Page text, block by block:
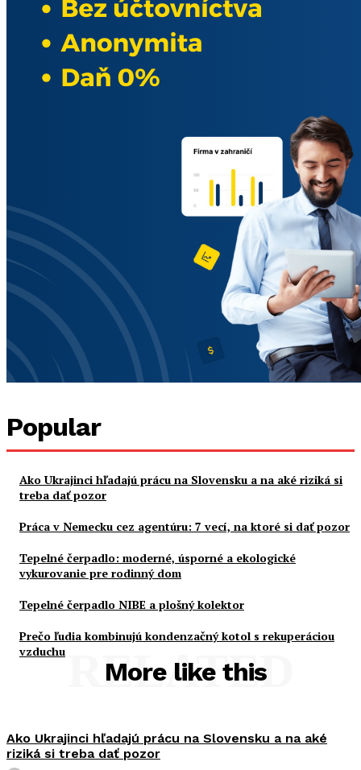
Popular
Ako Ukrajinci hľadajú prácu na Slovensku a na aké riziká si
treba dať pozor
Práca v Nemecku cez agentúru: 7 vecí, na ktoré si dať pozor
Tepelné čerpadlo: moderné, úsporné a ekologické
vykurovanie pre rodinný dom
Tepelné čerpadlo NIBE a plošný kolektor
Prečo ľudia kombinujú kondenzačný kotol s rekuperáciou
vzduchu
More like this
RELATED
Ako Ukrajinci hľadajú prácu na Slovensku a na aké
riziká si treba dať pozor